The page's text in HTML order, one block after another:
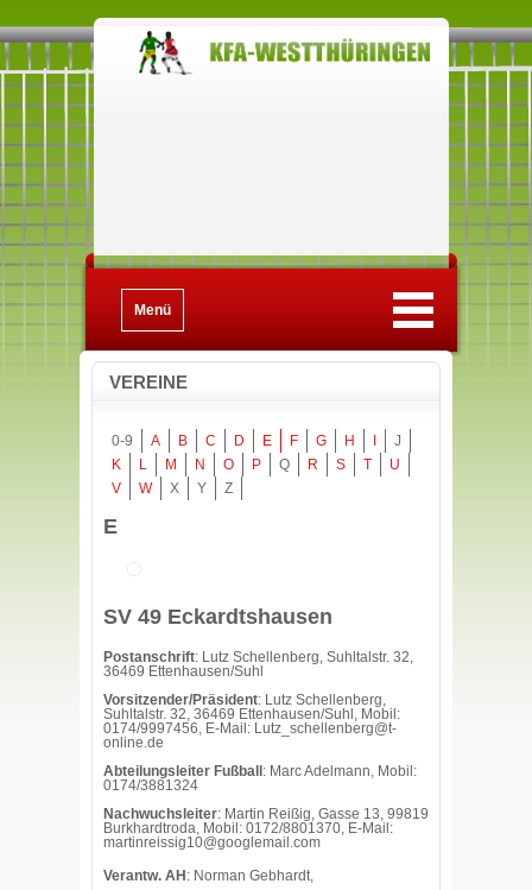
Menü
VEREINE
0-9 A B C D E F G H
J
K
L M N O P Q R S T
U
V
W X Y Z
E
SV 49 Eckardtshausen
Postanschrift: Lutz Schellenberg, Suhltalstr. 32,
36469 Ettenhausen/Suhl
Vorsitzender/Präsident: Lutz Schellenberg,
Suhltalstr. 32, 36469 Ettenhausen/Suhl, Mobil:
0174/9997456, E-Mail: Lutz_schellenberg@t-
online.de
Abteilungsleiter Fußball : Marc Adelmann, Mobil:
0174/3881324
Nachwuchsleiter: Martin Reißig, Gasse 13, 99819
Burkhardtroda, Mobil: 0172/8801370, E-Mail:
martinreissig10@googlemail.com
Verantw. AH : Norman Gebhardt,